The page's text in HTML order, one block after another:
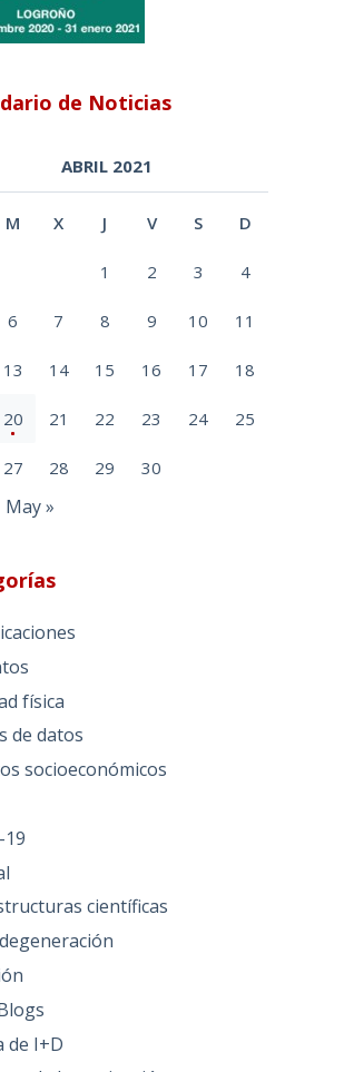
de Noticias
ABRIL 2021
M X J V S D
1 2 3 4
6 7 8 9 10 11
13 14 15 16 17 18
20 21 22 23 24 25
27 28 29 30
May »
física
de datos
socioeconómicos
19
científicas
de I+D